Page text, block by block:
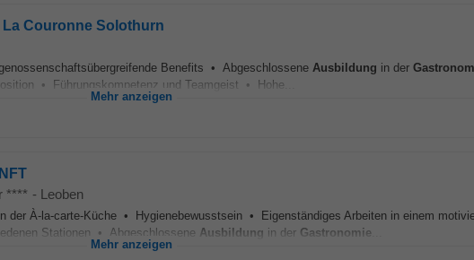
La Couronne Solothurn
Benefits • Abgeschlossene Ausbildung in der
• Führungskompetenz und Teamgeist • Hohe...
Mehr anzeigen
**** - Leoben
der À-la-carte-Küche • Hygienebewusstsein • Eigenständiges Arbeiten in einem
Stationen • Abgeschlossene Ausbildung in der Gastronomie
Mehr anzeigen